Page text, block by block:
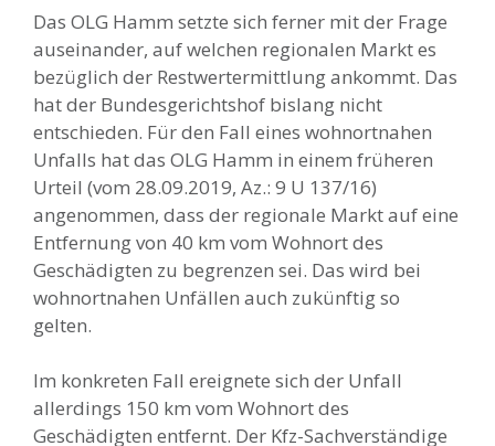
Das OLG Hamm setzte sich ferner mit der Frage
auseinander, auf welchen regionalen Markt es
bezüglich der Restwertermittlung ankommt. Das
hat der Bundesgerichtshof bislang nicht
entschieden. Für den Fall eines wohnortnahen
Unfalls hat das OLG Hamm in einem früheren
Urteil (vom 28.09.2019, Az.: 9 U 137/16)
angenommen, dass der regionale Markt auf eine
Entfernung von 40 km vom Wohnort des
Geschädigten zu begrenzen sei. Das wird bei
wohnortnahen Unfällen auch zukünftig so
gelten.
Im konkreten Fall ereignete sich der Unfall
allerdings 150 km vom Wohnort des
Geschädigten entfernt. Der Kfz-Sachverständige